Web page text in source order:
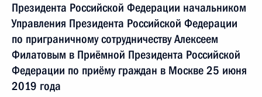
Президента Российской Федерации начальником
Управления Президента Российской Федерации
по приграничному сотрудничеству Алексеем
Филатовым в Приёмной Президента Российской
Федерации по приёму граждан в Москве 25 июня
2019 года